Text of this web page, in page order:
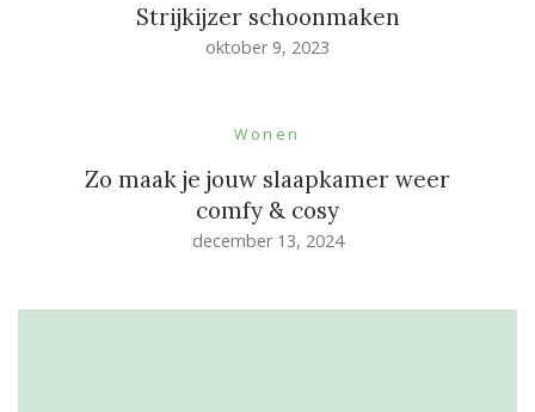
Strijkijzer schoonmaken
oktober 9, 2023
Wonen
Zo maak je jouw slaapkamer weer
comfy & cosy
december 13, 2024